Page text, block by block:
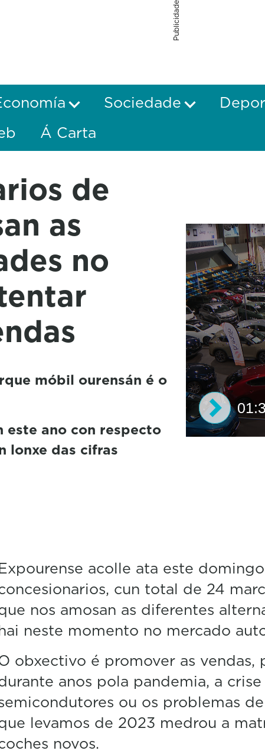
Publicidade
Sociedade
Á Carta
de
as
no
móbil ourensán é o
ano con respecto
lonxe das cifras
acolle ata este domingo
cun total de 24
nos amosan as diferentes
neste momento no mercado
obxectivo é promover as vendas,
anos pola pandemia, a
ou os problemas
levamos de 2023 medrou a
novos.